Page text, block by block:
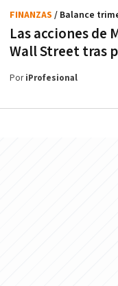
Las acciones de
Wall Street tras
FINANZAS / Balance
PoriProfesional